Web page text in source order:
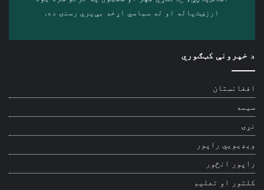
ارزښت‌پاله او ‎له سیاسي اړخه بې‌پرې رسنۍ ده.
د خپرونې کټګوري
افغانستان
سیمه
نړۍ
ویډیويي راپور
راپور انځور
کلتور او تعلیم